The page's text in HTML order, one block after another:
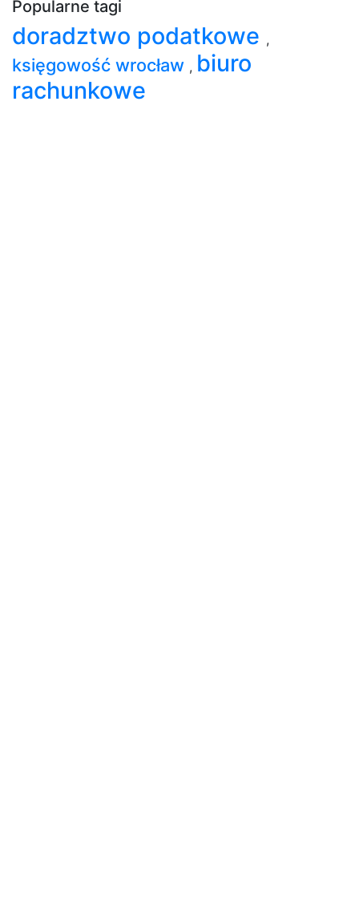
Popularne tagi
doradztwo podatkowe ,
księgowość wrocław , biuro
rachunkowe